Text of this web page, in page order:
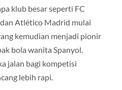
klub besar seperti FC
Atlético Madrid mulai
kemudian menjadi pionir
bola wanita Spanyol.
jalan bagi kompetisi
lebih rapi.